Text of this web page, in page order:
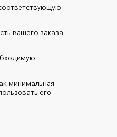
вашего заказа
минимальная
его.